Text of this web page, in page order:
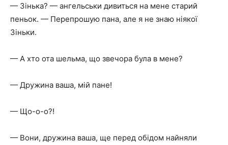
— Зінька? — ангельськи дивиться на мене старий
пеньок. — Перепрошую пана, але я не знаю ніякої
Зіньки.
— А хто ота шельма, що звечора була в мене?
— Дружина ваша, мій пане!
— Що-о-о?!
— Вони, дружина ваша, ще перед обідом найняли